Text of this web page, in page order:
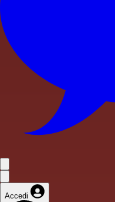
Accedi